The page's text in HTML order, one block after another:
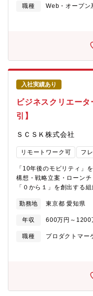
大を進めています。【主
フトウェアやデータへシ
感は高まっています。ま
入れています。・当社プ
題解決を目の当たりにす
つ現在進行形で発展途中
ものを作る開発ではあり
ムとも距離が近いため、
等のアイデアがあれば自
す。 また、ご自身の希望
門性を高める以外にも例
方】■テレワーク：可（月
能/例：月間所定労働日数
ク可能）※出社とテレワ
おります。■出張：有（
への転勤の可能性あり）■
成】■初任地：名古屋本
ンフォニー豊田ビル）■配
職種
Web・オープン
入社実績あり
ビジネスクリエー
引】
ＳＣＳＫ株式会社
リモートワーク可 フ
「10年後のモビリティ」
構想・戦略立案・ローン
「０から１」を創出する
す。中期経営計画の一環
ートナー企業と共創し、
複数進めています。10年
っているでしょうか？例
ルマが企業データや社会
りつつあります。これら
革を遂げています。自動
ポーネントをPlug＆Play
勤務地 東京都 愛知県
年収 600万円～1200
職種
プロダクトマー